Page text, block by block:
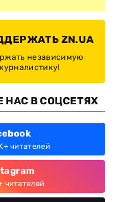
ZN.UA
независимую
НАС В СОЦСЕТЯХ
читателей
читателей